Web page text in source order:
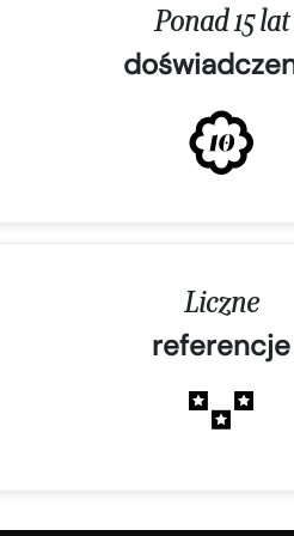
Ponad 15 lat
Liczne
referencje